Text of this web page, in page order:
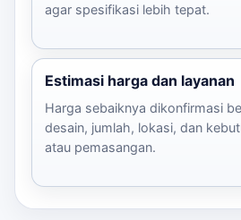
agar spesifikasi lebih tepat.
Estimasi harga dan layanan
Harga sebaiknya dikonfirmasi
desain, jumlah, lokasi, dan
atau pemasangan.